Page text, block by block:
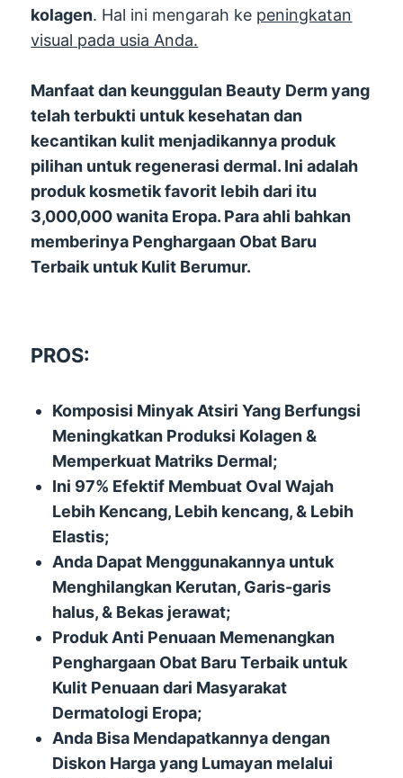
kolagen. Hal ini mengarah ke peningkatan
visual pada usia Anda.
Manfaat dan keunggulan Beauty Derm yang
telah terbukti untuk kesehatan dan
kecantikan kulit menjadikannya produk
pilihan untuk regenerasi dermal. Ini adalah
produk kosmetik favorit lebih dari itu
3,000,000 wanita Eropa. Para ahli bahkan
memberinya Penghargaan Obat Baru
Terbaik untuk Kulit Berumur.
PROS:
Komposisi Minyak Atsiri Yang Berfungsi
Meningkatkan Produksi Kolagen &
Memperkuat Matriks Dermal;
Ini 97% Efektif Membuat Oval Wajah
Lebih Kencang, Lebih kencang, & Lebih
Elastis;
Anda Dapat Menggunakannya untuk
Menghilangkan Kerutan, Garis-garis
halus, & Bekas jerawat;
Produk Anti Penuaan Memenangkan
Penghargaan Obat Baru Terbaik untuk
Kulit Penuaan dari Masyarakat
Dermatologi Eropa;
Anda Bisa Mendapatkannya dengan
Diskon Harga yang Lumayan melalui